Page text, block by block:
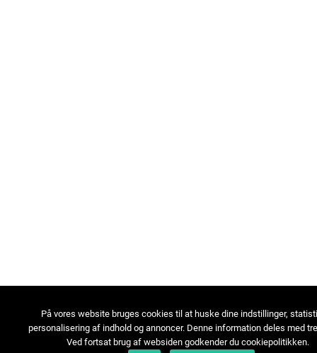
På vores website bruges cookies til at huske dine indstillinger,
personalisering af indhold og annoncer. Denne information deles med
Ved fortsat brug af websiden godkender du cookiepolitikken.